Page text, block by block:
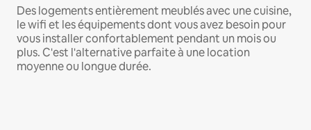
Des logements entièrement meublés avec une cuisine,
le wifi et les équipements dont vous avez besoin pour
vous installer confortablement pendant un mois ou
plus. C'est l'alternative parfaite à une location
moyenne ou longue durée.